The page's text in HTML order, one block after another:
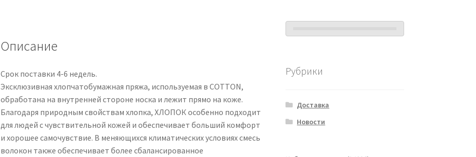
NHR
Описание
Срок поставки 4-6 недель.
Эксклюзивная хлопчатобумажная пряжа, используемая в COTTON,
обработана на внутренней стороне носка и лежит прямо на коже.
Благодаря природным свойствам хлопка, ХЛОПОК особенно подходит
для людей с чувствительной кожей и обеспечивает больший комфорт
и хорошее самочувствие. В меняющихся климатических условиях смесь
волокон также обеспечивает более сбалансированное
Рубрики
Доставка
Новости